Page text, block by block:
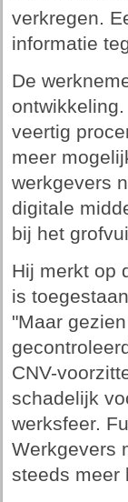
verkregen.
informatie
De
veertig
meer
werkgevers
digitale
bij het
Hij merkt op
is
"Maar
CNV-
schadelijk
werksfeer.
Werkgevers
steeds meer